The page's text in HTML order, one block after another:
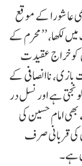
عاشورا کے موقع
لکھا، ’’محرم کے
کو خراج عقیدت
ناانصافی کے
ہے اور نسل در
امام حسین کی
کی قربانی صرف
ہے۔